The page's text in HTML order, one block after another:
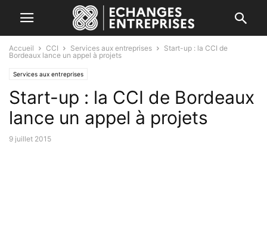
Accueil CCI Services aux entreprises
Start-up : la CCI de
Bordeaux lance un appel à projets
Services aux entreprises
Start-up : la CCI de Bordeaux
lance un appel à projets
9 juillet 2015